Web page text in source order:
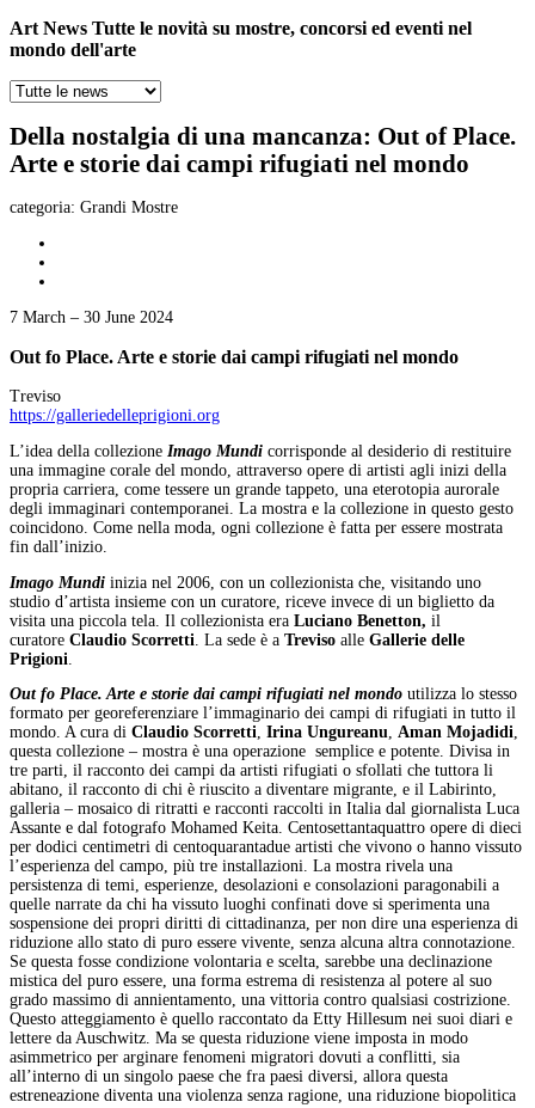
Art News Tutte le novità su mostre, concorsi ed eventi nel
mondo dell'arte
Della nostalgia di una mancanza: Out of Place.
Arte e storie dai campi rifugiati nel mondo
categoria: Grandi Mostre
7 March – 30 June 2024
Out fo Place. Arte e storie dai campi rifugiati nel mondo
Treviso
https://galleriedelleprigioni.org
L’idea della collezione Imago Mundi corrisponde al desiderio di restituire
una immagine corale del mondo, attraverso opere di artisti agli inizi della
propria carriera, come tessere un grande tappeto, una eterotopia aurorale
degli immaginari contemporanei. La mostra e la collezione in questo gesto
coincidono. Come nella moda, ogni collezione è fatta per essere mostrata
fin dall’inizio.
Imago Mundi inizia nel 2006, con un collezionista che, visitando uno
studio d’artista insieme con un curatore, riceve invece di un biglietto da
visita una piccola tela. Il collezionista era Luciano Benetton, il
curatore Claudio Scorretti . La sede è a Treviso alle Gallerie delle
Prigioni
Out fo Place. Arte e storie dai campi rifugiati nel mondo utilizza lo stesso
formato per georeferenziare l’immaginario dei campi di rifugiati in tutto il
mondo. A cura di Claudio Scorretti, Irina Ungureanu, Aman Mojadidi,
questa collezione – mostra è una operazione semplice e potente. Divisa in
tre parti, il racconto dei campi da artisti rifugiati o sfollati che tuttora li
abitano, il racconto di chi è riuscito a diventare migrante, e il Labirinto,
galleria – mosaico di ritratti e racconti raccolti in Italia dal giornalista Luca
Assante e dal fotografo Mohamed Keita. Centosettantaquattro opere di dieci
per dodici centimetri di centoquarantadue artisti che vivono o hanno vissuto
l’esperienza del campo, più tre installazioni. La mostra rivela una
persistenza di temi, esperienze, desolazioni e consolazioni paragonabili a
quelle narrate da chi ha vissuto luoghi confinati dove si sperimenta una
sospensione dei propri diritti di cittadinanza, per non dire una esperienza di
riduzione allo stato di puro essere vivente, senza alcuna altra connotazione.
Se questa fosse condizione volontaria e scelta, sarebbe una declinazione
mistica del puro essere, una forma estrema di resistenza al potere al suo
grado massimo di annientamento, una vittoria contro qualsiasi costrizione.
Questo atteggiamento è quello raccontato da Etty Hillesum nei suoi diari e
lettere da Auschwitz. Ma se questa riduzione viene imposta in modo
asimmetrico per arginare fenomeni migratori dovuti a conflitti, sia
all’interno di un singolo paese che fra paesi diversi, allora questa
estreneazione diventa una violenza senza ragione, una riduzione biopolitica